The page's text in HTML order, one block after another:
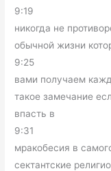
9:19
никогда не
обычной жизни
9:25
вами получаем
такое замечание
впасть в
9:31
мракобесия в
сектантские